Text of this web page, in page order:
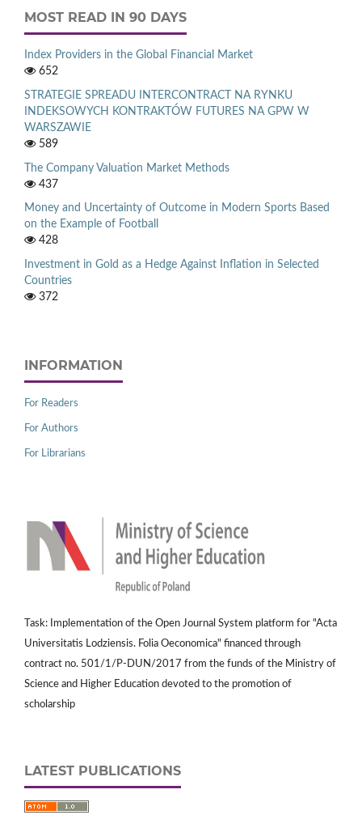
MOST READ IN 90 DAYS
Index Providers in the Global Financial Market
652
STRATEGIE SPREADU INTERCONTRACT NA RYNKU
INDEKSOWYCH KONTRAKTÓW FUTURES NA GPW W
WARSZAWIE
589
The Company Valuation Market Methods
437
Money and Uncertainty of Outcome in Modern Sports Based
on the Example of Football
428
Investment in Gold as a Hedge Against Inflation in Selected
Countries
372
INFORMATION
For Readers
For Authors
For Librarians
Task: Implementation of the Open Journal System platform for "Acta
Universitatis Lodziensis. Folia Oeconomica" financed through
contract no. 501/1/P-DUN/2017 from the funds of the Ministry of
Science and Higher Education devoted to the promotion of
scholarship
LATEST PUBLICATIONS